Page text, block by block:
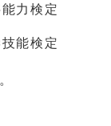
力検定
能検定